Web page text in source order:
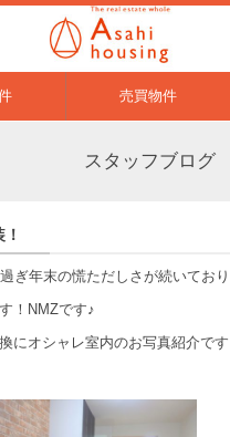
売買物件
スタッフブログ
ぎ年末の慌ただしさが続いてお
！NMZです♪
にオシャレ室内のお写真紹介です